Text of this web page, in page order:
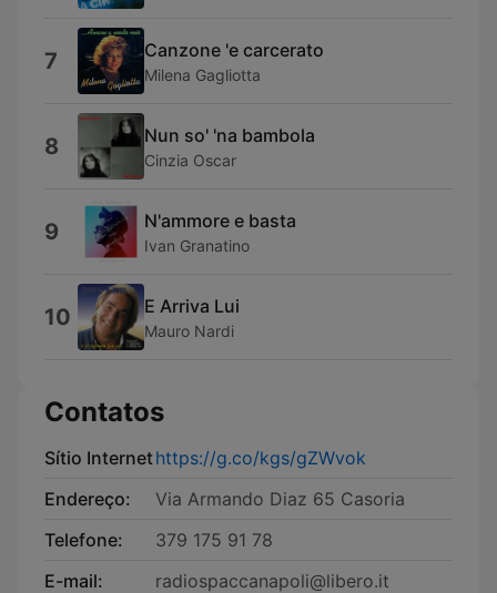
7 Canzone 'e carcerato
Milena Gagliotta
8 Nun so' 'na bambola
Cinzia Oscar
9 N'ammore e basta
Ivan Granatino
10 E Arriva Lui
Mauro Nardi
Contatos
Sítio Internethttps://g.co/kgs/gZWvok
Endereço:
Via Armando Diaz 65 Casoria
Telefone:
379 175 91 78
E-mail:
radiospaccanapoli@libero.it